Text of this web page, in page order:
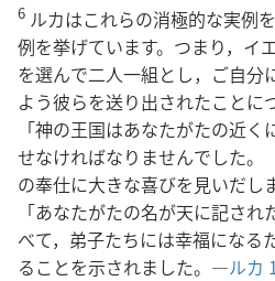
6 ルカはこれらの消極的な実例
例を挙げています。つまり，イ
を選んで二人一組とし，ご自分
よう彼らを送り出されたことに
「神の王国はあなたがたの近
せなければなりませんでした。
の奉仕に大きな喜びを見いだし
「あなたがたの名が天に記さ
べて，弟子たちには幸福になる
ることを示されました。―ルカ